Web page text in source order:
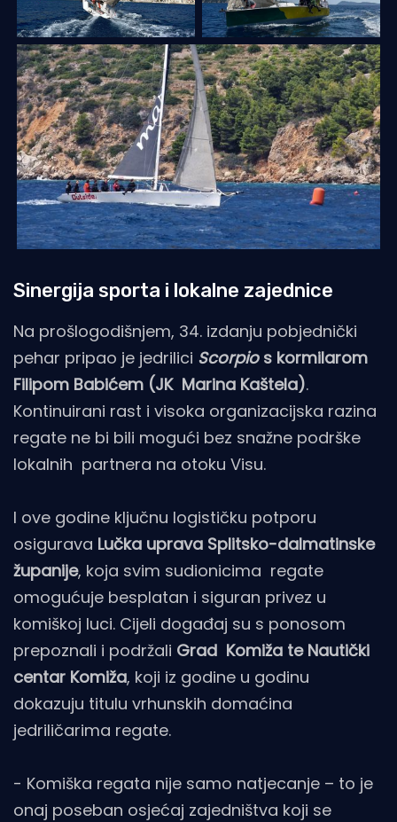
Sinergija sporta i lokalne zajednice
Na prošlogodišnjem, 34. izdanju pobjednički
pehar pripao je jedrilici Scorpio s kormilarom
Filipom Babićem (JK Marina Kaštela).
Kontinuirani rast i visoka organizacijska razina
regate ne bi bili mogući bez snažne podrške
lokalnih partnera na otoku Visu.
I ove godine ključnu logističku potporu
osigurava Lučka uprava Splitsko-dalmatinske
županije, koja svim sudionicima regate
omogućuje besplatan i siguran privez u
komiškoj luci. Cijeli događaj su s ponosom
prepoznali i podržali Grad Komiža te Nautički
centar Komiža, koji iz godine u godinu
dokazuju titulu vrhunskih domaćina
jedriličarima regate.
- Komiška regata nije samo natjecanje – to je
onaj poseban osjećaj zajedništva koji se